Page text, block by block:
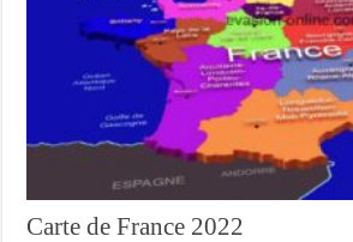
Carte de France 2022